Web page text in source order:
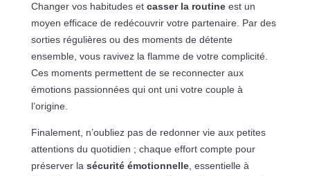
Changer vos habitudes et casser la routineest un
moyen efficace de redécouvrir votre partenaire. Par des
sorties régulières ou des moments de détente
ensemble, vous ravivez la flamme de votre complicité.
Ces moments permettent de se reconnecter aux
émotions passionnées qui ont uni votre couple à
l’origine.
Finalement, n’oubliez pas de redonner vie aux petites
attentions du quotidien ; chaque effort compte pour
préserver la sécurité émotionnelle, essentielle à